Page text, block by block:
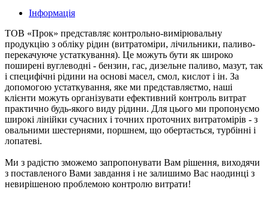
Інформація
ТОВ «Прок» представляє контрольно-вимірювальну
продукцію з обліку рідин (витратоміри, лічильники, паливо-
перекачуюче устаткування). Це можуть бути як широко
поширені вуглеводні - бензин, гас, дизельне паливо, мазут, так
і специфічні рідини на основі масел, смол, кислот і ін. За
допомогою устаткування, яке ми представляєтмо, наші
клієнти можуть організувати ефективний контроль витрат
практично будь-якого виду рідини. Для цього ми пропонуємо
широкі лінійки сучасних і точних проточних витратомірів - з
овальними шестернями, поршнем, що обертається, турбінні і
лопатеві.
Ми з радістю зможемо запропонувати Вам рішення, виходячи
з поставленого Вами завдання і не залишимо Вас наодинці з
невирішеною проблемою контролю витрати!